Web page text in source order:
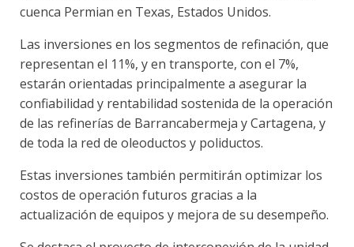
cuenca Permian en Texas, Estados Unidos.
Las inversiones en los segmentos de refinación, que
representan el 11%, y en transporte, con el 7%,
estarán orientadas principalmente a asegurar la
confiabilidad y rentabilidad sostenida de la operación
de las refinerías de Barrancabermeja y Cartagena, y
de toda la red de oleoductos y poliductos.
Estas inversiones también permitirán optimizar los
costos de operación futuros gracias a la
actualización de equipos y mejora de su desempeño.